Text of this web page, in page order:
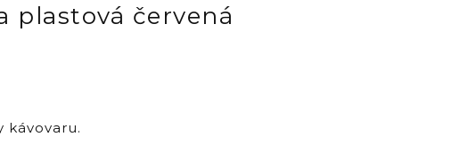
plastová červená
kávovaru.